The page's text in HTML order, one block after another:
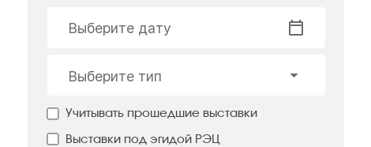
Выберите дату
Выберите тип
Учитывать прошедшие выставки
Выставки под эгидой РЭЦ